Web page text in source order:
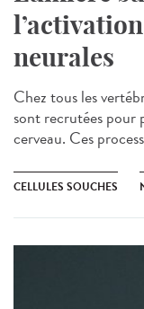
neurales
Chez tous les
sont recrutées pour
cerveau. Ces
CELLULES SOUCHES